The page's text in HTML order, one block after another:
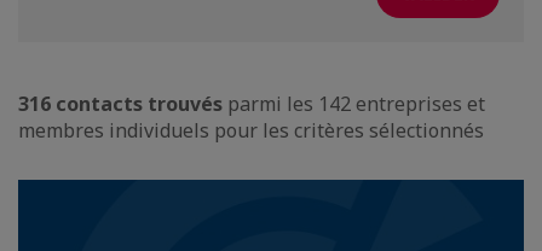
316 contacts trouvés parmi les 142 entreprises et
membres individuels pour les critères sélectionnés